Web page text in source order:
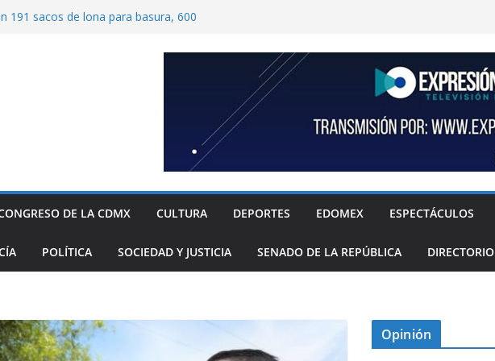
191 sacos de lona para basura, 600
familias mexicanas mejora; hay
Claudia Sheinbaum destaca reducción
al registrar 3.12% en julio
transformación de colonia Guerrero;
seguridad, prevención de violencia y
alcaldía Iztapalapa lanza “campaña
de su diversidad y riqueza cultural
DE LA CDMX CULTURA DEPORTES EDOMEX ESPECTÁCULOS
POLÍTICA SOCIEDAD Y JUSTICIA SENADO DE LA REPÚBLICA DIRECTORIO
Opinión